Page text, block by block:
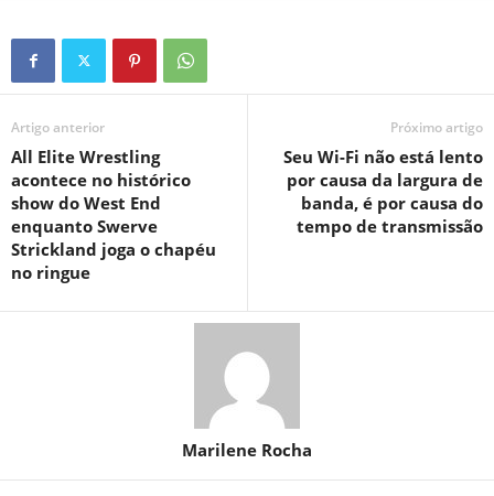
Artigo anterior
All Elite Wrestling
acontece no histórico
show do West End
enquanto Swerve
Strickland joga o chapéu
no ringue
Próximo artigo
Seu Wi-Fi não está lento
por causa da largura de
banda, é por causa do
tempo de transmissão
Marilene Rocha